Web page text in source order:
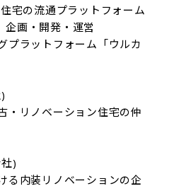
宅の流通プラットフォーム
企画・開発・運営
ラットフォーム「ウルカ
・リノベーション住宅の仲
)
る内装リノベーションの企